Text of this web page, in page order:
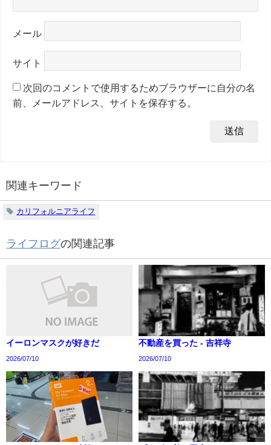
メール
サイト
次回のコメントで使用するためブラウザーに自分の名
前、メールアドレス、サイトを保存する。
関連キーワード
カリフォルニアライフ
ライフログの関連記事
イーロンマスクが好きだ
2026/07/10
不動産を買った - 吉祥寺
2026/07/10